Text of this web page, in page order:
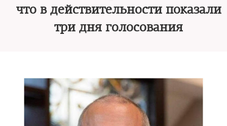
что в действительности показали
три дня голосования